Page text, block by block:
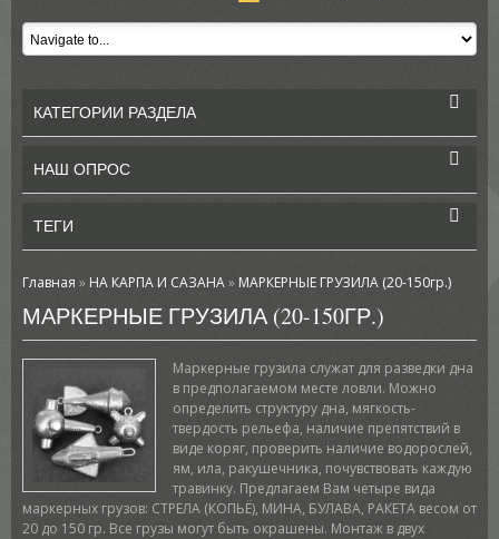
КАТЕГОРИИ РАЗДЕЛА
НАШ ОПРОС
ТЕГИ
Главная » НА КАРПА И САЗАНА » МАРКЕРНЫЕ ГРУЗИЛА (20-150гр.)
МАРКЕРНЫЕ ГРУЗИЛА (20-150ГР.)
Маркерные грузила служат для разведки дна
в предполагаемом месте ловли. Можно
определить структуру дна, мягкость-
твердость рельефа, наличие препятствий в
виде коряг, проверить наличие водорослей,
ям, ила, ракушечника, почувствовать каждую
травинку. Предлагаем Вам четыре вида
маркерных грузов: СТРЕЛА (КОПЬЁ), МИНА, БУЛАВА, РАКЕТА весом от
20 до 150 гр. Все грузы могут быть окрашены. Монтаж в двух